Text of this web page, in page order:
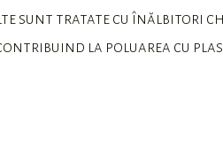
sunt tratate cu înălbitori
la poluarea cu